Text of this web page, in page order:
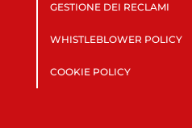
GESTIONE DEI RECLAMI
WHISTLEBLOWER POLICY
COOKIE POLICY